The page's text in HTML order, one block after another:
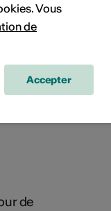
», un
par
de
Vous
de
Accepter